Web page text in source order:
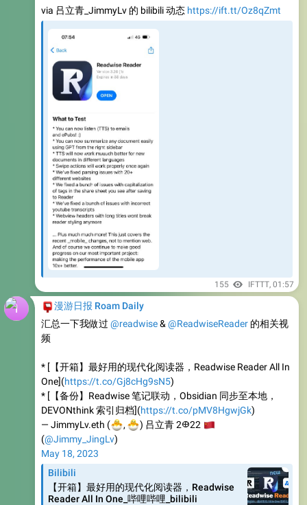
漫游日报 Roam Daily
汇总一下我做过@readwise&@ReadwiseReader的相关视
频
* [【开箱】最好用的现代化阅读器，Readwise Reader All In
* [【备份】Readwise 笔记联动，Obsidian 同步至本地，
DEVONthink 索引归档](https://t.co/pMV8HgwjGk
— JimmyLv.eth (
🐣
,
🐣) 吕立青 2𐃏22
(@Jimmy_JingLv )
May 18, 2023
Bilibili
【开箱】最好用的现代化阅读器，Readwise
Reader All In One_哔哩哔哩_bilibili
免费30天Readwise高级账号：
https://readwise.io/i/jimmy908Readwise Reader 阅读器